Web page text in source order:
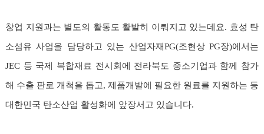
창업 지원과는 별도의 활동도 활발히 이뤄지고 있는데요. 효성 탄
소섬유 사업을 담당하고 있는 산업자재PG(조현상 PG장)에서는
JEC 등 국제 복합재료 전시회에 전라북도 중소기업과 함께 참가
해 수출 판로 개척을 돕고, 제품개발에 필요한 원료를 지원하는 등
대한민국 탄소산업 활성화에 앞장서고 있습니다.